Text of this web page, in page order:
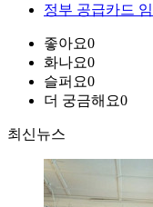
정부 공급카드
좋아요0
화나요0
슬퍼요0
더 궁금해요0
최신뉴스